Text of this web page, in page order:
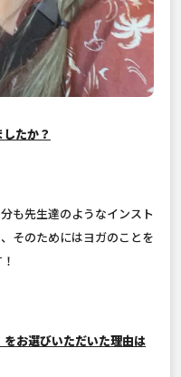
たか？
も先生達のようなインスト
そのためにはヨガのことを
お選びいただいた理由は